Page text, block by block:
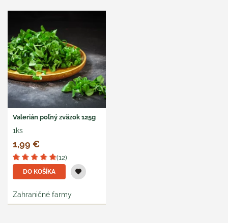
Valerián poľný zväzok 125g
1ks
1,99 €
(12)
DO KOŠÍKA
Zahraničné farmy